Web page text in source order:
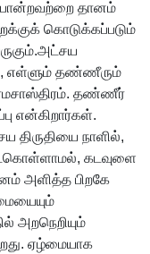
போன்றவற்றை தானம்
கொடுக்கப்படும்
எள்ளும் தண்ணீரும்
தண்ணீர்
என்கிறார்கள்.
திருதியை நாளில்,
உட்கொள்ளாமல், கடவுளை
அளித்த பிறகே
அறநெறியும்
ஏழ்மையாக